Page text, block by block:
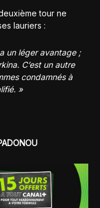
tour ne
lauriers :
un léger avantage ;
C’est un autre
condamnés à
»